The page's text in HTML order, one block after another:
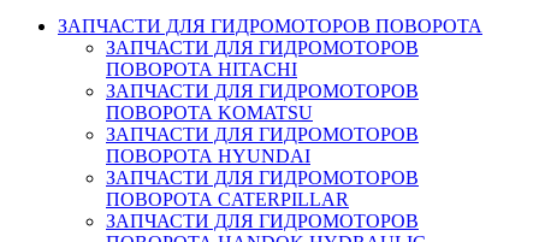
ЗАПЧАСТИ ДЛЯ ГИДРОМОТОРОВ ПОВОРОТА
ЗАПЧАСТИ ДЛЯ ГИДРОМОТОРОВ
ПОВОРОТА HITACHI
ЗАПЧАСТИ ДЛЯ ГИДРОМОТОРОВ
ПОВОРОТА KOMATSU
ЗАПЧАСТИ ДЛЯ ГИДРОМОТОРОВ
ПОВОРОТА HYUNDAI
ЗАПЧАСТИ ДЛЯ ГИДРОМОТОРОВ
ПОВОРОТА CATERPILLAR
ЗАПЧАСТИ ДЛЯ ГИДРОМОТОРОВ